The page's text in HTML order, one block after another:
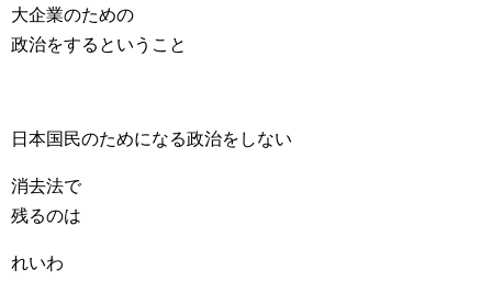
大企業のための
政治をするということ
日本国民のためになる政治をしない
消去法で
残るのは
れいわ